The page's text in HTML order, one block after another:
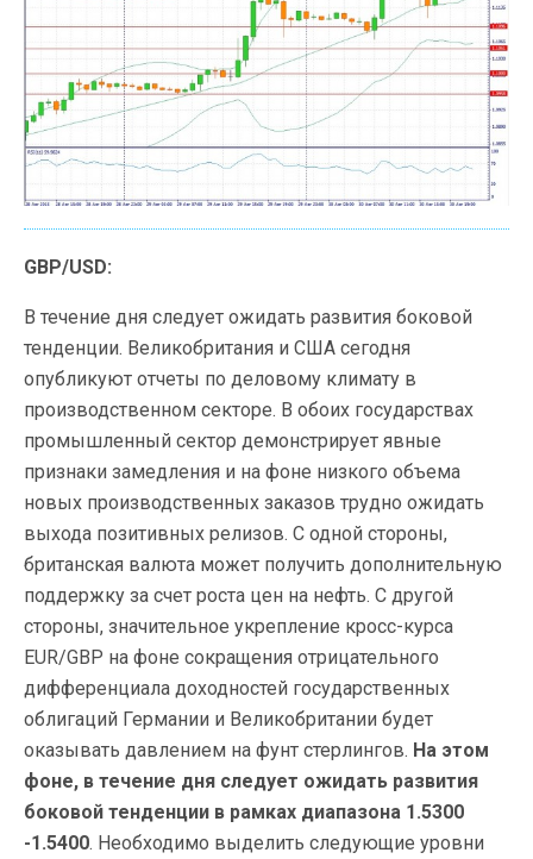
GBP/USD:
В течение дня следует ожидать развития боковой
тенденции. Великобритания и США сегодня
опубликуют отчеты по деловому климату в
производственном секторе. В обоих государствах
промышленный сектор демонстрирует явные
признаки замедления и на фоне низкого объема
новых производственных заказов трудно ожидать
выхода позитивных релизов. С одной стороны,
британская валюта может получить дополнительную
поддержку за счет роста цен на нефть. С другой
стороны, значительное укрепление кросс-курса
EUR/GBP на фоне сокращения отрицательного
дифференциала доходностей государственных
облигаций Германии и Великобритании будет
оказывать давлением на фунт стерлингов. На этом
фоне, в течение дня следует ожидать развития
боковой тенденции в рамках диапазона 1.5300
-1.5400. Необходимо выделить следующие уровни